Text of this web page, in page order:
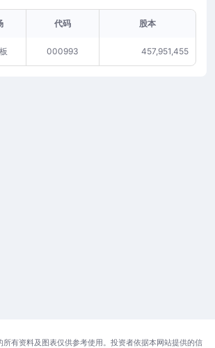
代码 股本
000993 457,951,455
有资料及图表仅供参考使用。投资者依据本网站提供的信